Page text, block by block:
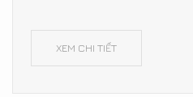
XEM CHI TIẾT